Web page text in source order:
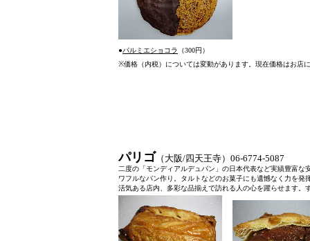
●パルミエショコラ （300円）
※価格（内税）については変動があります。現在価格はお店
パリゴ （大阪/四天王寺）06-6774-
二度の「モンディアルデュパン」の日本代表など実績豊富
ワフルなパン作り。タルトなどのお菓子にも遺憾なく力を発
活気ある店内、多彩な品揃えで訪れる人の心を躍らせます